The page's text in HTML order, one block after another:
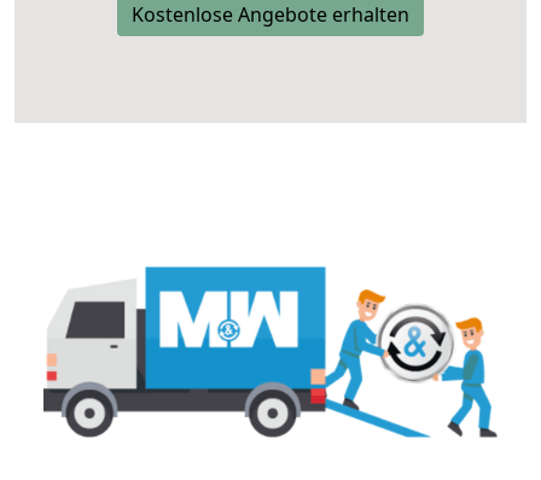
Kostenlose Angebote erhalten